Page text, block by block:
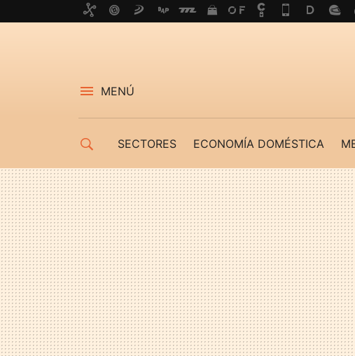
MENÚ
SECTORES ECONOMÍA DOMÉSTICA